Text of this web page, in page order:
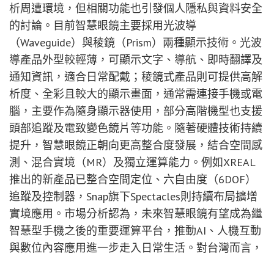
析周遭環境，但相關功能也引發個人隱私與資料安全
的討論。目前智慧眼鏡主要採用光波導
（Waveguide）與稜鏡（Prism）兩種顯示技術。光波
導產品外型較輕薄，可顯示文字、導航、即時翻譯及
通知資訊，適合日常配戴；稜鏡式產品則可提供高解
析度、全彩且較大的顯示畫面，通常需連接手機或電
腦，主要作為隨身顯示器使用，部分高階機型也支援
頭部追蹤及電致變色鏡片等功能。隨著硬體技術持續
提升，智慧眼鏡正朝向更高整合度發展，結合空間感
測、混合實境（MR）及獨立運算能力。例如XREAL
推出的新產品已整合空間定位、六自由度（6DOF）
追蹤及控制器，Snap旗下Spectacles則持續布局擴增
實境應用。市場分析認為，未來智慧眼鏡有望成為繼
智慧型手機之後的重要運算平台，推動AI、人機互動
與數位內容應用進一步走入日常生活。對台灣而言，